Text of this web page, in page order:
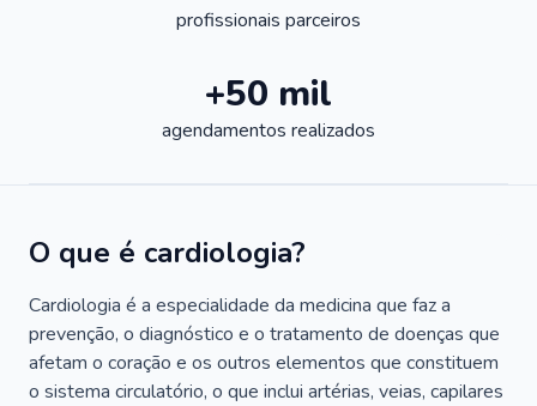
profissionais parceiros
+50 mil
agendamentos realizados
O que é cardiologia?
Cardiologia é a especialidade da medicina que faz a
prevenção, o diagnóstico e o tratamento de doenças que
afetam o coração e os outros elementos que constituem
o sistema circulatório, o que inclui artérias, veias, capilares